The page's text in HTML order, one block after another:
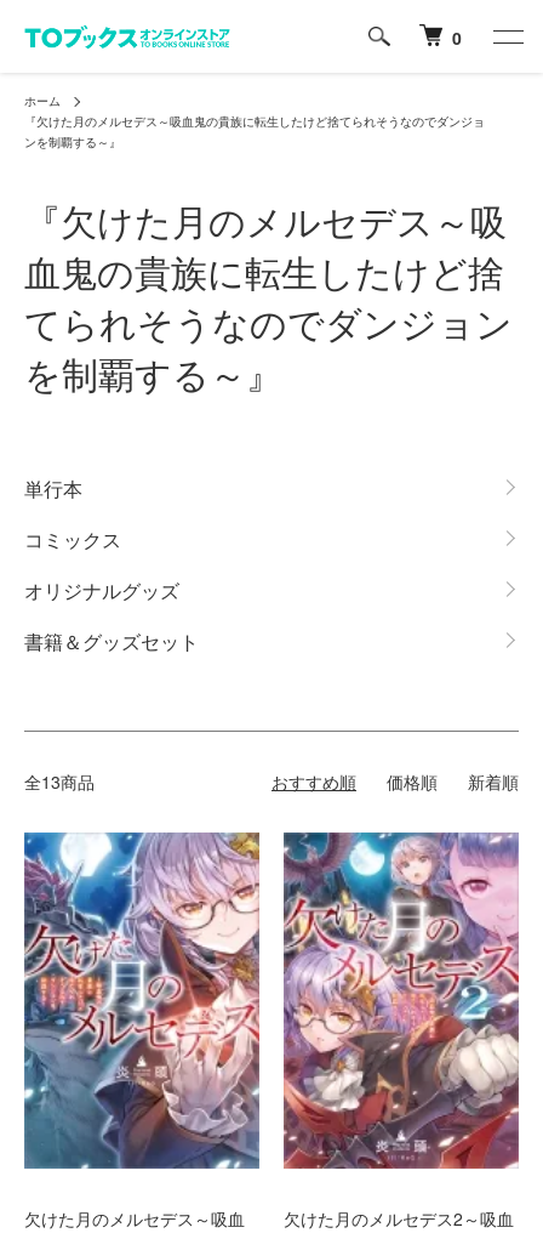
0
ホーム
『欠けた月のメルセデス～吸血鬼の貴族に転生したけど捨てられそうなのでダンジョ
ンを制覇する～』
『欠けた月のメルセデス～吸
血鬼の貴族に転生したけど捨
てられそうなのでダンジョン
を制覇する～』
単行本
コミックス
オリジナルグッズ
書籍＆グッズセット
全13商品 おすすめ順 価格順 新着順
欠けた月のメルセデス～吸血
欠けた月のメルセデス2～吸血